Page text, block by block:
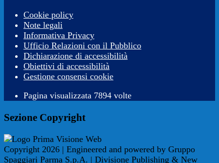
Cookie policy
Note legali
Informativa Privacy
Ufficio Relazioni con il Pubblico
Dichiarazione di accessibilità
Obiettivi di accessibilità
Gestione consensi cookie
Pagina visualizzata 7894 volte
Sezione Copyright
Copyright 2026 | Engineered and powered by Gruppo
Spaggiari Parma S.p.A. | Divisione Publishing & New